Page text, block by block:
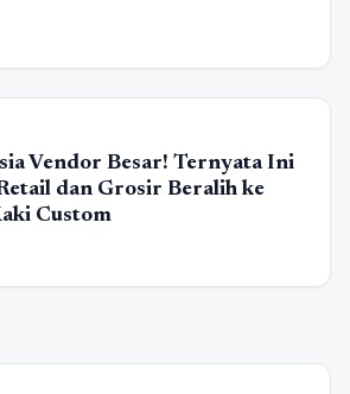
Vendor Besar! Ternyata Ini
dan Grosir Beralih ke
Custom